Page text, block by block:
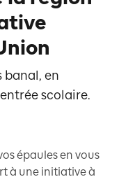
banal, en
scolaire.
épaules en vous
à une initiative à